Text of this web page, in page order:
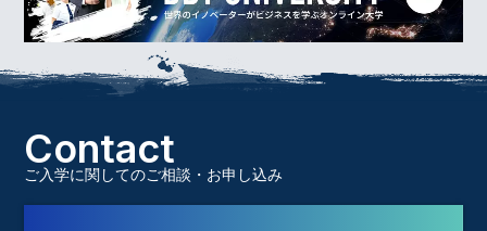
Contact
ご入学に関してのご相談・お申し込み